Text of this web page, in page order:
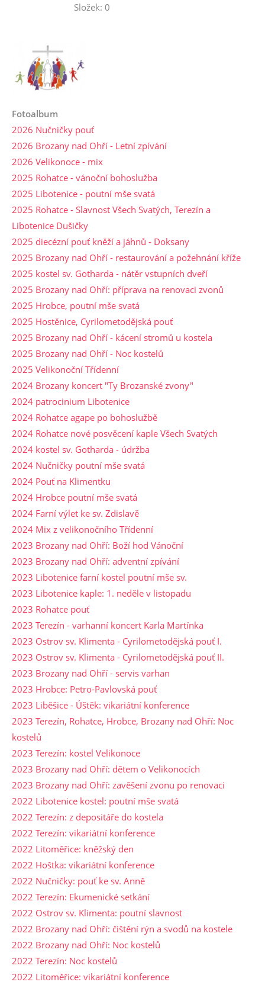
Složek: 0
Fotoalbum
2026 Nučničky pouť
2026 Brozany nad Ohří - Letní zpívání
2026 Velikonoce - mix
2025 Rohatce - vánoční bohoslužba
2025 Libotenice - poutní mše svatá
2025 Rohatce - Slavnost Všech Svatých, Terezín a
Libotenice Dušičky
2025 diecézní pouť kněží a jáhnů - Doksany
2025 Brozany nad Ohří - restaurování a požehnání kříže
2025 kostel sv. Gotharda - nátěr vstupních dveří
2025 Brozany nad Ohří: příprava na renovaci zvonů
2025 Hrobce, poutní mše svatá
2025 Hostěnice, Cyrilometodějská pouť
2025 Brozany nad Ohří - kácení stromů u kostela
2025 Brozany nad Ohří - Noc kostelů
2025 Velikonoční Třídenní
2024 Brozany koncert "Ty Brozanské zvony"
2024 patrocinium Libotenice
2024 Rohatce agape po bohoslužbě
2024 Rohatce nové posvěcení kaple Všech Svatých
2024 kostel sv. Gotharda - údržba
2024 Nučničky poutní mše svatá
2024 Pouť na Klimentku
2024 Hrobce poutní mše svatá
2024 Farní výlet ke sv. Zdislavě
2024 Mix z velikonočního Třídenní
2023 Brozany nad Ohří: Boží hod Vánoční
2023 Brozany nad Ohří: adventní zpívání
2023 Libotenice farní kostel poutní mše sv.
2023 Libotenice kaple: 1. neděle v listopadu
2023 Rohatce pouť
2023 Terezín - varhanní koncert Karla Martínka
2023 Ostrov sv. Klimenta - Cyrilometodějská pouť I.
2023 Ostrov sv. Klimenta - Cyrilometodějská pouť II.
2023 Brozany nad Ohří - servis varhan
2023 Hrobce: Petro-Pavlovská pouť
2023 Liběšice - Úštěk: vikariátní konference
2023 Terezín, Rohatce, Hrobce, Brozany nad Ohří: Noc
kostelů
2023 Terezín: kostel Velikonoce
2023 Brozany nad Ohří: dětem o Velikonocích
2023 Brozany nad Ohří: zavěšení zvonu po renovaci
2022 Libotenice kostel: poutní mše svatá
2022 Terezín: z depositáře do kostela
2022 Terezín: vikariátní konference
2022 Litoměřice: kněžský den
2022 Hoštka: vikariátní konference
2022 Nučničky: pouť ke sv. Anně
2022 Terezín: Ekumenické setkání
2022 Ostrov sv. Klimenta: poutní slavnost
2022 Brozany nad Ohří: čištění rýn a svodů na kostele
2022 Brozany nad Ohří: Noc kostelů
2022 Terezín: Noc kostelů
2022 Litoměřice: vikariátní konference